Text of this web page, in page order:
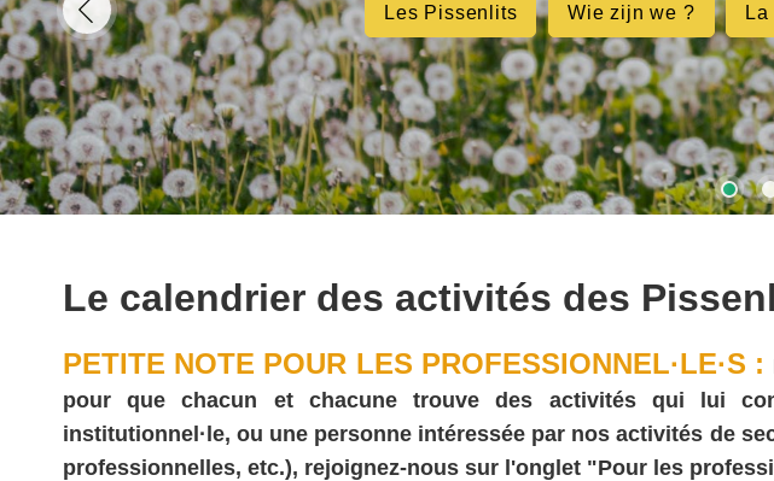
Les Pissenlits Wie zijn we ?
Le calendrier des activités des
PETITE NOTE POUR LES PROFESSIONNEL·LE·S :
pour que chacun et chacune trouve des activités qui lui
institutionnel·le, ou une personne intéressée par nos activités de
professionnelles, etc.), rejoignez-nous sur l'onglet "Pour les